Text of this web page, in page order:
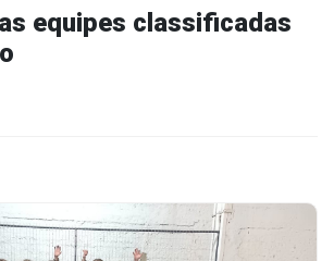
equipes classificadas